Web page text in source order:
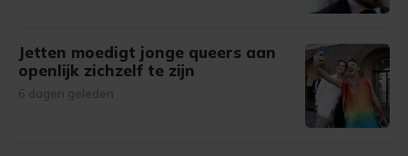
Jetten moedigt jonge queers aan
openlijk zichzelf te zijn
6 dagen geleden